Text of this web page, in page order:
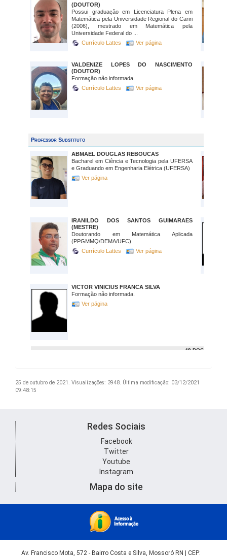
25 de outubro de 2021. Visualizações: 3948. Última modificação: 03/12/2021
09:48:15
Redes Sociais
Facebook
Twitter
Youtube
Instagram
Mapa do site
Av. Francisco Mota, 572 - Bairro Costa e Silva, Mossoró RN | CEP: